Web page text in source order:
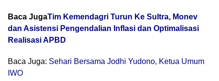
Baca JugaTim Kemendagri Turun Ke Sultra, Monev
dan Asistensi Pengendalian Inflasi dan Optimalisasi
Realisasi APBD
Baca Juga: Sehari Bersama Jodhi Yudono, Ketua Umum
IWO